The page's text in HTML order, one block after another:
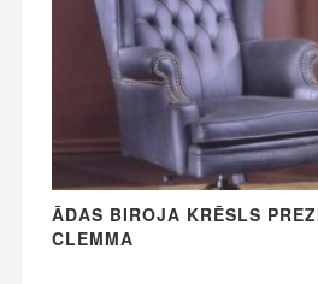
ĀDAS BIROJA KRĒSLS
CLEMMA